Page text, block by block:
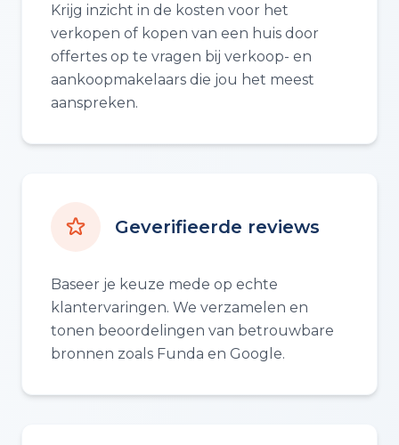
Krijg inzicht in de kosten voor het
verkopen of kopen van een huis door
offertes op te vragen bij verkoop- en
aankoopmakelaars die jou het meest
aanspreken.
Geverifieerde reviews
Baseer je keuze mede op echte
klantervaringen. We verzamelen en
tonen beoordelingen van betrouwbare
bronnen zoals Funda en Google.